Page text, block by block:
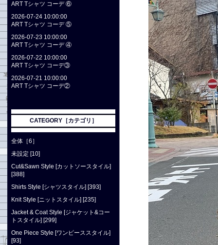
ART Tシャツ コーデ ⑥
2026-07-24 10:00:00
ART Tシャツ コーデ ⑤
2026-07-23 10:00:00
ART Tシャツ コーデ ④
2026-07-22 10:00:00
ART Tシャツ コーデ③
2026-07-21 10:00:00
ART Tシャツ コーデ②
CATEGORY［カテゴリ］
全体［6］
未設定 [10]
Cut&Sawn Style [カットソースタイル]
[388]
Shirts Style [シャツスタイル] [393]
Knit Style [ニットスタイル] [235]
Jacket & Coat Style [ジャケット&コー
トスタイル] [299]
One Piece Style [ワンピーススタイル]
[93]